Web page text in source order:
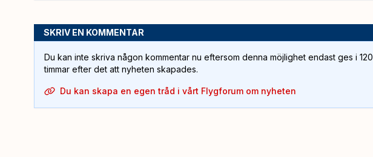
SKRIV EN KOMMENTAR
Du kan inte skriva någon kommentar nu eftersom denna möjlighet endast ges i 120
timmar efter det att nyheten skapades.
Du kan skapa en egen tråd i vårt Flygforum om nyheten